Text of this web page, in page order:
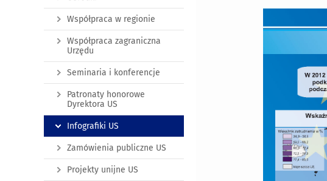
Współpraca w regionie
Współpraca zagraniczna
Urzędu
Seminaria i konferencje
Patronaty honorowe
Dyrektora US
Infografiki US
Zamówienia publiczne US
Projekty unijne US